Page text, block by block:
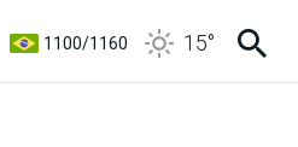
1100/1160
15°